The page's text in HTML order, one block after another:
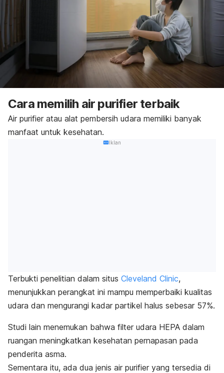
Cara memilih air purifier terbaik
Air purifier atau alat pembersih udara memiliki banyak
manfaat untuk kesehatan.
Iklan
Terbukti penelitian dalam situs Cleveland Clinic,
menunjukkan perangkat ini mampu memperbaiki kualitas
udara dan mengurangi kadar partikel halus sebesar 57%.
Studi lain menemukan bahwa filter udara HEPA dalam
ruangan meningkatkan kesehatan pernapasan pada
penderita asma.
Sementara itu, ada dua jenis air purifier yang tersedia di